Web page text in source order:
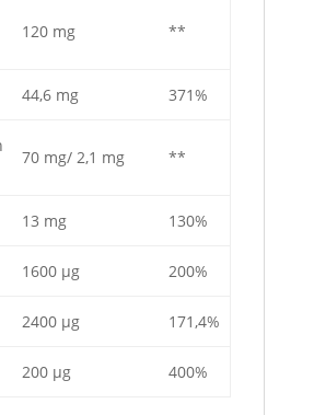
120 mg **
44,6 mg 371%
70 mg/ 2,1 mg **
13 mg 130%
1600 µg 200%
2400 µg 171,4%
200 µg 400%